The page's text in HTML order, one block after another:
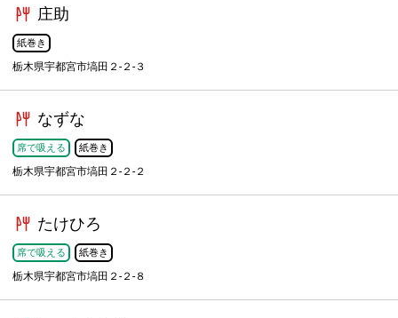
庄助
紙巻き
栃木県宇都宮市塙田２-２-３
なずな
席で吸える 紙巻き
栃木県宇都宮市塙田２-２-２
たけひろ
席で吸える 紙巻き
栃木県宇都宮市塙田２-２-８